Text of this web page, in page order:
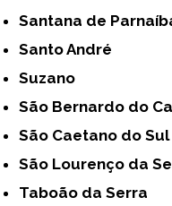
Santana de
Santo André
Suzano
São Bernardo do
São Caetano do Sul
São Lourenço da
Taboão da Serra